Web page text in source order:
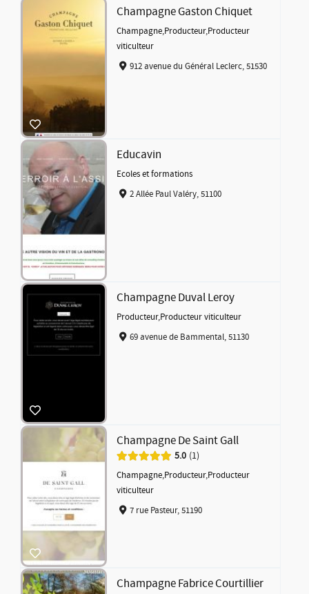
Champagne Gaston Chiquet
Champagne,Producteur,Producteur
viticulteur
912 avenue du Général Leclerc, 51530
Educavin
Ecoles et formations
2 Allée Paul Valéry, 51100
Champagne Duval Leroy
Producteur,Producteur viticulteur
69 avenue de Bammental, 51130
Champagne De Saint Gall
5.0 1
Champagne,Producteur,Producteur
viticulteur
7 rue Pasteur, 51190
Champagne Fabrice Courtillier